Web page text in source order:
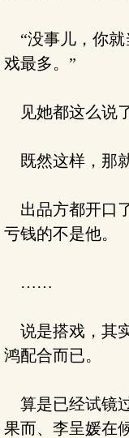
“没事儿，你就
戏最多。”
见她都这么说
既然这样，那
出品方都开口
亏钱的不是他。
……
说是搭戏，其
鸿配合而已。
算是已经试镜
果而、李呈媛在